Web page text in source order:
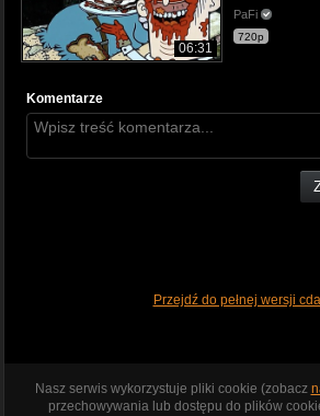
06:31
PaFi
720p
Komentarze
Przejdź do pełnej wersji
Nasz serwis wykorzystuje pliki cookie (zobacz
przechowywania lub dostępu do plików